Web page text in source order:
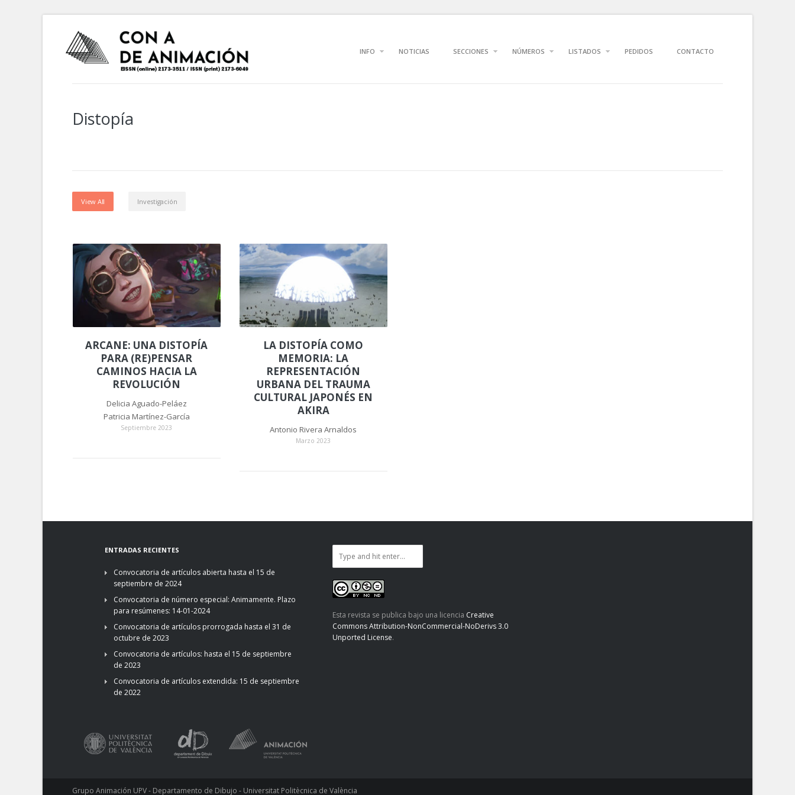
INFO NOTICIAS SECCIONES NÚMEROS LISTADOS PEDIDOS CONTACTO
Distopía
View All Investigación
ARCANE: UNA DISTOPÍA
PARA (RE)PENSAR
CAMINOS HACIA LA
REVOLUCIÓN
Delicia Aguado-Peláez
Patricia Martínez-García
Septiembre 2023
LA DISTOPÍA COMO
MEMORIA: LA
REPRESENTACIÓN
URBANA DEL TRAUMA
CULTURAL JAPONÉS EN
AKIRA
Antonio Rivera Arnaldos
Marzo 2023
ENTRADAS RECIENTES
Convocatoria de artículos abierta hasta el 15 de
septiembre de 2024
Convocatoria de número especial: Animamente. Plazo
para resúmenes: 14-01-2024
Convocatoria de artículos prorrogada hasta el 31 de
octubre de 2023
Convocatoria de artículos: hasta el 15 de septiembre
de 2023
Convocatoria de artículos extendida: 15 de septiembre
de 2022
Esta revista se publica bajo una licencia Creative
Commons Attribution-NonCommercial-NoDerivs 3.0
Unported License.
Grupo Animación UPV - Departamento de Dibujo - Universitat Politècnica de València